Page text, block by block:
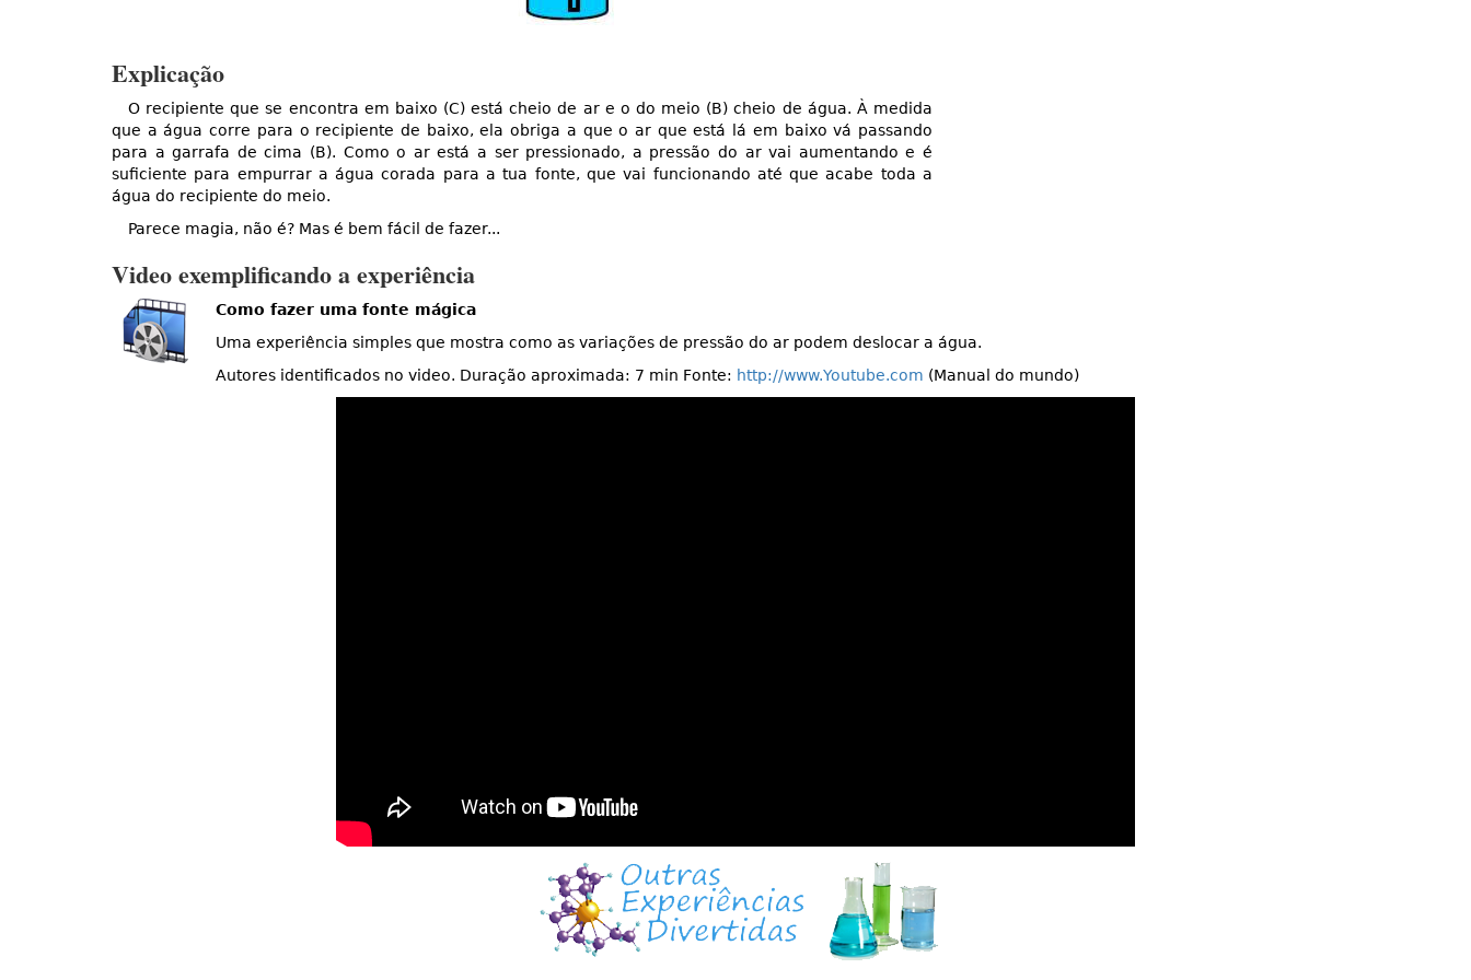
Explicação
O recipiente que se encontra em baixo (C) está cheio de ar e o do meio (B) cheio de água. À medida
que a água corre para o recipiente de baixo, ela obriga a que o ar que está lá em baixo vá passando
para a garrafa de cima (B). Como o ar está a ser pressionado, a pressão do ar vai aumentando e é
suficiente para empurrar a água corada para a tua fonte, que vai funcionando até que acabe toda a
água do recipiente do meio.
Parece magia, não é? Mas é bem fácil de fazer...
Video exemplificando a experiência
Como fazer uma fonte mágica
Uma experiência simples que mostra como as variações de pressão do ar podem deslocar a água.
Autores identificados no video. Duração aproximada: 7 min Fonte: http://www.Youtube.com (Manual do mundo)